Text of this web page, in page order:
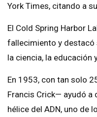
York Times, citando a
El Cold Spring Harbor
fallecimiento y destacó
la ciencia, la educación
En 1953, con tan solo
Francis Crick— ayudó
hélice del ADN, uno de